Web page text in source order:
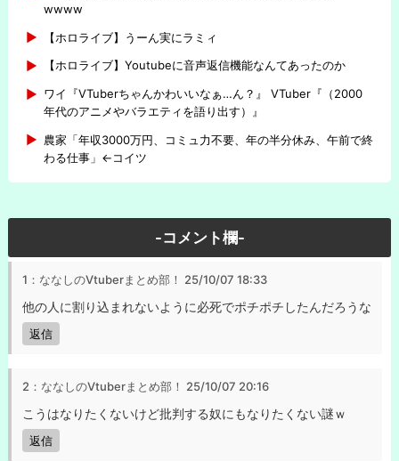
wwww
【ホロライブ】うーん実にラミィ
【ホロライブ】Youtubeに音声返信機能なんてあったのか
ワイ『VTuberちゃんかわいいなぁ…ん？』 VTuber『（2000
年代のアニメやバラエティを語り出す）』
農家「年収3000万円、コミュ力不要、年の半分休み、午前で終
わる仕事」←コイツ
-コメント欄-
1：ななしのVtuberまとめ部！ 25/10/07 18:33
他の人に割り込まれないように必死でポチポチしたんだろうな
返信
2：ななしのVtuberまとめ部！ 25/10/07 20:16
こうはなりたくないけど批判する奴にもなりたくない謎ｗ
返信